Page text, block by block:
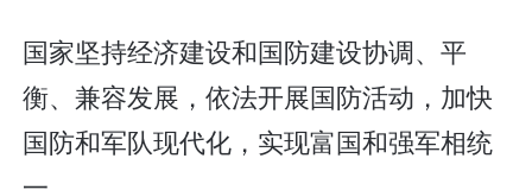
国家坚持经济建设和国防建设协调、平
衡、兼容发展，依法开展国防活动，加快
国防和军队现代化，实现富国和强军相统